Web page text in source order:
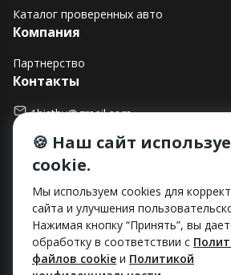
Каталог проверенных авто
Компания
Партнерство
Контакты
1histby@gmail.com
+375 (29) 182-90-00
г. Минск, ул. Макаенка, д. 12Е, пом.
Способы оплаты
🍪 Наш сайт
cookie.
Мы используем cookies для
сайта и улучшения
Нажимая кнопку “Принять”, вы
обработку в соответствии с
файлов cookie и Политикой